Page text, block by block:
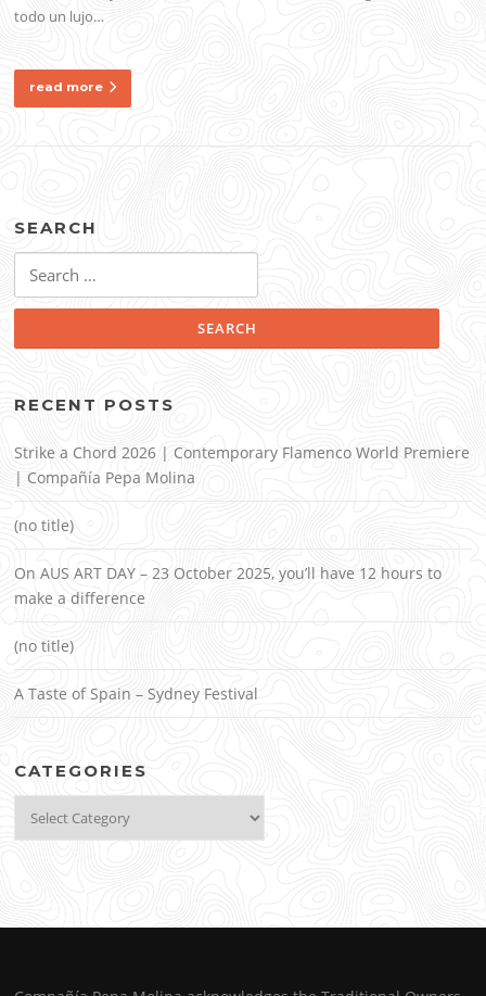
todo un lujo…
read more
SEARCH
for:
RECENT POSTS
Strike a Chord 2026 | Contemporary Flamenco World Premiere
| Compañía Pepa Molina
(no title)
On AUS ART DAY – 23 October 2025, you’ll have 12 hours to
make a difference
(no title)
A Taste of Spain – Sydney Festival
CATEGORIES